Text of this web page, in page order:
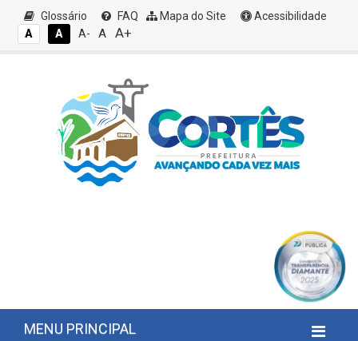
Glossário FAQ Mapa do Site
Acessibilidade
A
A A- A A+
MENU PRINCIPAL